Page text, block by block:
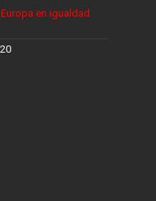
en igualdad